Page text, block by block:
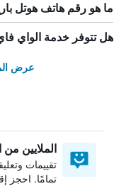
ما هو رقم هاتف هوتل
هل تتوفر خدمة الواي
عرض
الملايين من
تقييمات
تمامًا. احجز